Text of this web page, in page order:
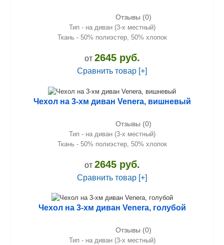
Отзывы (0)
Тип - на диван (3-х местный)
Ткань - 50% полиэстер, 50% хлопок
от 2645 руб.
Сравнить товар [+]
Чехол на 3-хм диван Venera, вишневый
Отзывы (0)
Тип - на диван (3-х местный)
Ткань - 50% полиэстер, 50% хлопок
от 2645 руб.
Сравнить товар [+]
Чехол на 3-хм диван Venera, голубой
Отзывы (0)
Тип - на диван (3-х местный)